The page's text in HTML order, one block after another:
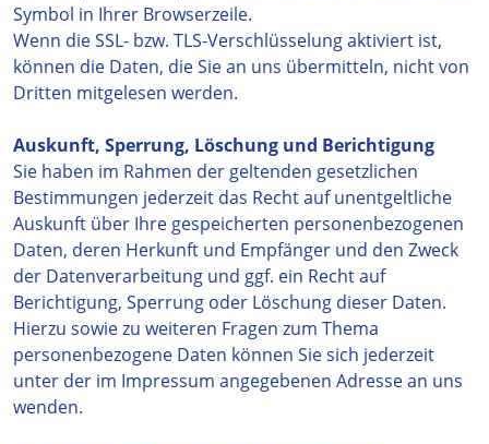
Symbol in Ihrer Browserzeile.
Wenn die SSL- bzw. TLS-Verschlüsselung aktiviert ist,
können die Daten, die Sie an uns übermitteln, nicht von
Dritten mitgelesen werden.
Auskunft, Sperrung, Löschung und Berichtigung
Sie haben im Rahmen der geltenden gesetzlichen
Bestimmungen jederzeit das Recht auf unentgeltliche
Auskunft über Ihre gespeicherten personenbezogenen
Daten, deren Herkunft und Empfänger und den Zweck
der Datenverarbeitung und ggf. ein Recht auf
Berichtigung, Sperrung oder Löschung dieser Daten.
Hierzu sowie zu weiteren Fragen zum Thema
personenbezogene Daten können Sie sich jederzeit
unter der im Impressum angegebenen Adresse an uns
wenden.